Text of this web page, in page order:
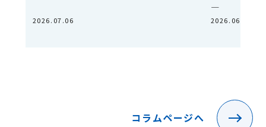
2026.07.06
―
2026.06.17
コラムページへ